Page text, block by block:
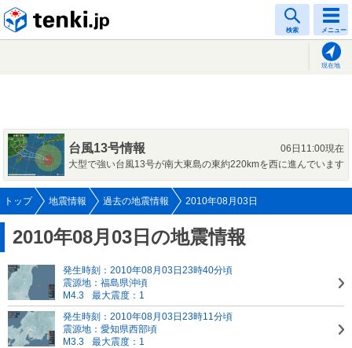
検索 メニュー
現在地
台風13号情報
06日11:00現在
大型で強い台風13号が南大東島の東約220kmを西に進んでいます
トップ 地震情報 過去の地震情報 2010年08月03日
2010年08月03日の地震情報
発生時刻：2010年08月03日23時40分頃
震源地：福島県沖頃
M4.3
最大震度：1
発生時刻：2010年08月03日23時11分頃
震源地：愛知県西部頃
M3.3
最大震度：1